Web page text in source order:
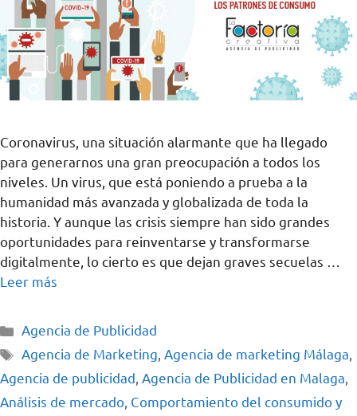
Coronavirus, una situación alarmante que ha llegado
para generarnos una gran preocupación a todos los
niveles. Un virus, que está poniendo a prueba a la
humanidad más avanzada y globalizada de toda la
historia. Y aunque las crisis siempre han sido grandes
oportunidades para reinventarse y transformarse
digitalmente, lo cierto es que dejan graves secuelas …
Leer más
Agencia de Publicidad
Agencia de Marketing,Agencia de marketing Málaga,
Agencia de publicidad, Agencia de Publicidad en Malaga,
Análisis de mercado, Comportamiento del consumido y